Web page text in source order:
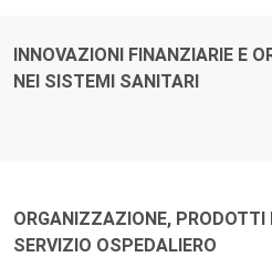
Autori:
Titolo:
INNOVAZIONI FINANZIARIE E
NEI SISTEMI SANITARI
Autori:
Titolo:
ORGANIZZAZIONE, PRODOTTI
SERVIZIO OSPEDALIERO